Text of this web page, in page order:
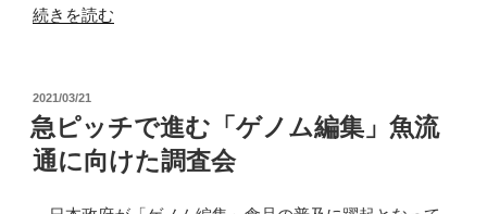
“合
は
世
界
続きを読む
投
稿
日:
2021/03/21
急ピッチで進む「ゲノム編集」魚流
通に向けた調査会